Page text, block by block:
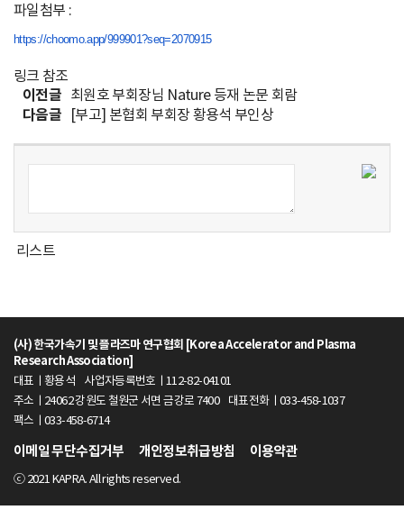
및
플
라
즈
마
협
[
K
파일첨부 :
https://choomo.app/999901?seq=2070915
링크 참조
이전글 최원호 부회장님 Nature 등재 논문 회람
다음글 [부고] 본협회 부회장 황용석 부인상
리스트
(사) 한국가속기 및 플라즈마 연구협회 [Korea Accelerator and Plasma
Research Association]
대표ㅣ황용석
사업자등록번호ㅣ112-82-04101
주소ㅣ24062 강원도 철원군 서면 금강로 7400
대표전화ㅣ033-458-1037
팩스ㅣ033-458-6714
이메일 무단수집거부 개인정보취급방침 이용약관
ⓒ 2021 KAPRA. All rights reserved.